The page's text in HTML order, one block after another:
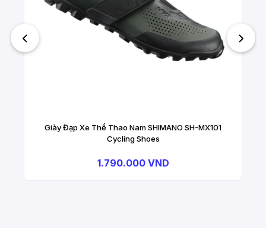
Giày Đạp Xe Thể Thao Nam SHIMANO SH-MX101
Cycling Shoes
1.790.000 VND